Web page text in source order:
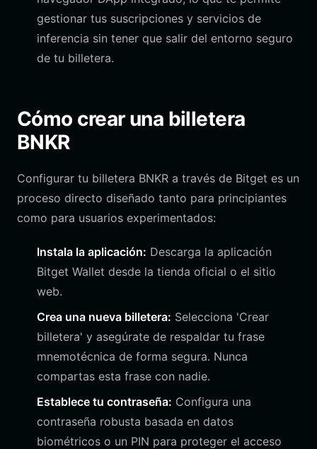
gestionar tus suscripciones y servicios de
inferencia sin tener que salir del entorno seguro
de tu billetera.
Cómo crear una billetera
BNKR
Configurar tu billetera BNKR a través de Bitget es un
proceso directo diseñado tanto para principiantes
como para usuarios experimentados:
Instala la aplicación: Descarga la aplicación
Bitget Wallet desde la tienda oficial o el sitio
web.
Crea una nueva billetera: Selecciona 'Crear
billetera' y asegúrate de respaldar tu frase
mnemotécnica de forma segura. Nunca
compartas esta frase con nadie.
Establece tu contraseña: Configura una
contraseña robusta basada en datos
biométricos o un PIN para proteger el acceso